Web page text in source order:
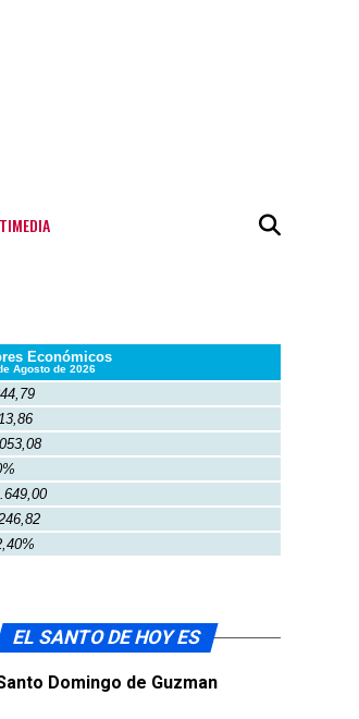
Económicos
Agosto de 2026
EL SANTO DE HOY ES
Domingo de Guzman